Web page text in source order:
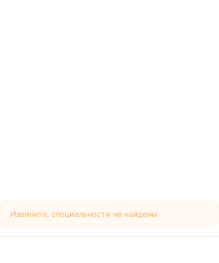
Извините, специальности не найдены